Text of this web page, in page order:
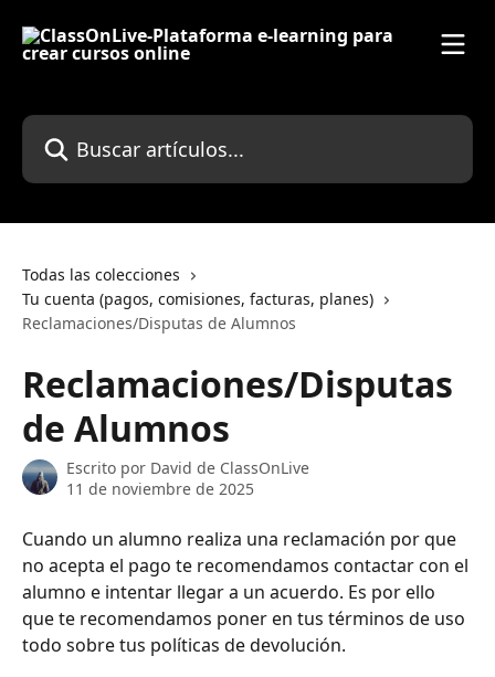
Buscar artículos...
Todas las colecciones
Tu cuenta (pagos, comisiones, facturas, planes)
Reclamaciones/Disputas de Alumnos
Reclamaciones/Disputas
de Alumnos
Escrito por David de ClassOnLive
11 de noviembre de 2025
Cuando un alumno realiza una reclamación por que
no acepta el pago te recomendamos contactar con el
alumno e intentar llegar a un acuerdo. Es por ello
que te recomendamos poner en tus términos de uso
todo sobre tus políticas de devolución.